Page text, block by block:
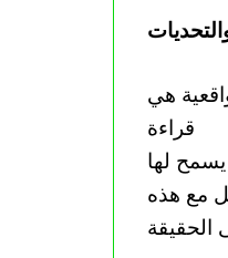
هي
قراءة
لها
مع هذه